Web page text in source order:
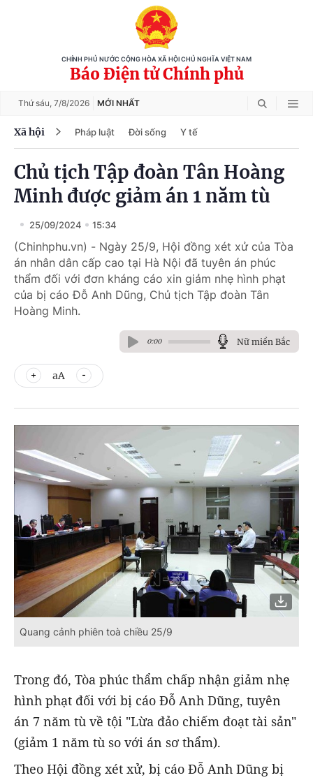
CHÍNH PHỦ NƯỚC CỘNG HÒA XÃ HỘI CHỦ NGHĨA VIỆT NAM
Báo Điện tử Chính phủ
Thứ sáu, 7/8/2026 MỚI NHẤT
Xã hội Pháp luật Đời sống Y tế
Chủ tịch Tập đoàn Tân Hoàng
Minh được giảm án 1 năm tù
25/09/2024 15:34
(Chinhphu.vn) - Ngày 25/9, Hội đồng xét xử của Tòa
án nhân dân cấp cao tại Hà Nội đã tuyên án phúc
thẩm đối với đơn kháng cáo xin giảm nhẹ hình phạt
của bị cáo Đỗ Anh Dũng, Chủ tịch Tập đoàn Tân
Hoàng Minh.
0:00 Nữ miền Bắc
aA
Quang cảnh phiên toà chiều 25/9
Trong đó, Tòa phúc thẩm chấp nhận giảm nhẹ
hình phạt đối với bị cáo Đỗ Anh Dũng, tuyên
án 7 năm tù về tội "Lừa đảo chiếm đoạt tài sản"
(giảm 1 năm tù so với án sơ thẩm).
Theo Hội đồng xét xử, bị cáo Đỗ Anh Dũng bị